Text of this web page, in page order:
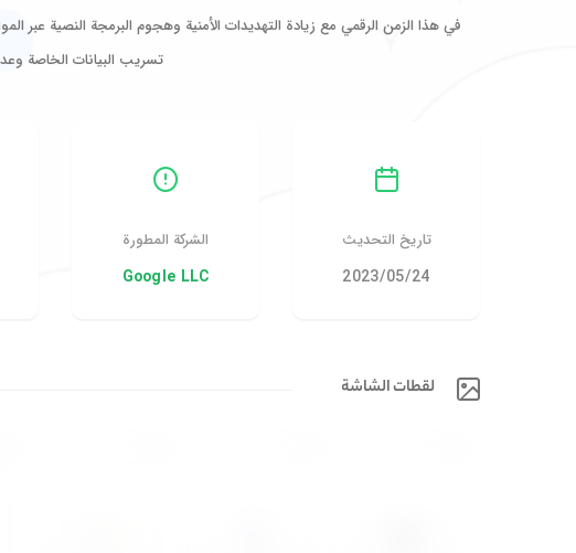
في هذا الزمن الرقمي مع زيادة التهديدات الأمنية وهجوم البرمجة النصية عبر
تسريب البيانات الخاصة
تاريخ التحديث
24‏/05‏/2023
الشركة المطورة
Google LLC
لقطات الشاشة